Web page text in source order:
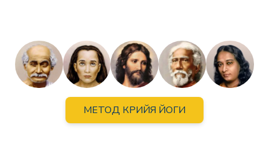
МЕТОД КРИЙЯ ЙОГИ